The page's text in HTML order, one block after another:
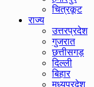
चित्रकूट
राज्य
उत्तरप्रदेश
गुजरात
छत्तीसगड़
दिल्ली
बिहार
मध्यप्रदेश